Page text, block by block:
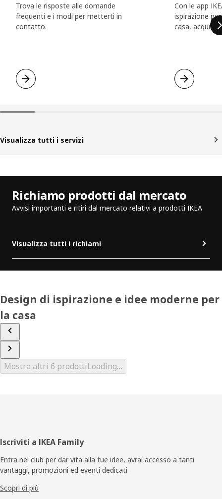
Trova le risposte alle domande
frequenti e i modi per metterti in
contatto.
Con le app
ispirazione
casa,
Visualizza tutti i servizi
Richiamo prodotti dal mercato
Avvisi importanti e ritiri dal mercato relativi a prodotti IKEA
Visualizza tutti i richiami
Design di ispirazione e idee moderne per
la casa
Mostra altri 6 prodottiLoading…
Piè
di
pagina
Iscriviti a IKEA Family
Entra nel club per dar vita alla tue idee, avrai accesso a tanti
vantaggi, promozioni ed eventi dedicati
Scopri di più